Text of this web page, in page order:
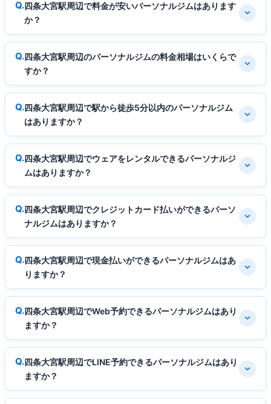
四条大宮駅周辺で料金が安いパーソナルジムはあります
か？
四条大宮駅周辺のパーソナルジムの料金相場はいくらで
すか？
四条大宮駅周辺で駅から徒歩5分以内のパーソナルジム
はありますか？
四条大宮駅周辺でウェアをレンタルできるパーソナルジ
ムはありますか？
四条大宮駅周辺でクレジットカード払いができるパーソ
ナルジムはありますか？
四条大宮駅周辺で現金払いができるパーソナルジムはあ
りますか？
四条大宮駅周辺でWeb予約できるパーソナルジムはあり
ますか？
四条大宮駅周辺でLINE予約できるパーソナルジムはあり
ますか？